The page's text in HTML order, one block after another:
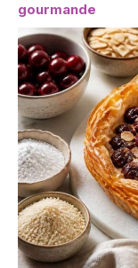
gourmande